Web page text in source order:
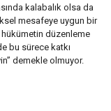
kalabalık olsa da
mesafeye uygun bir
düzenleme
bu sürece katkı
demekle olmuyor.